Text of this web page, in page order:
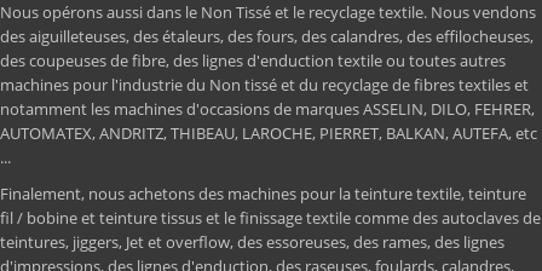
Nous opérons aussi dans le Non Tissé et le recyclage textile. Nous vendons
des aiguilleteuses, des étaleurs, des fours, des calandres, des effilocheuses,
des coupeuses de fibre, des lignes d'enduction textile ou toutes autres
machines pour l'industrie du Non tissé et du recyclage de fibres textiles et
notamment les machines d'occasions de marques ASSELIN, DILO, FEHRER,
AUTOMATEX, ANDRITZ, THIBEAU, LAROCHE, PIERRET, BALKAN, AUTEFA, etc
...
Finalement, nous achetons des machines pour la teinture textile, teinture
fil / bobine et teinture tissus et le finissage textile comme des autoclaves de
teintures, jiggers, Jet et overflow, des essoreuses, des rames, des lignes
d'impressions, des lignes d'enduction, des raseuses, foulards, calandres,